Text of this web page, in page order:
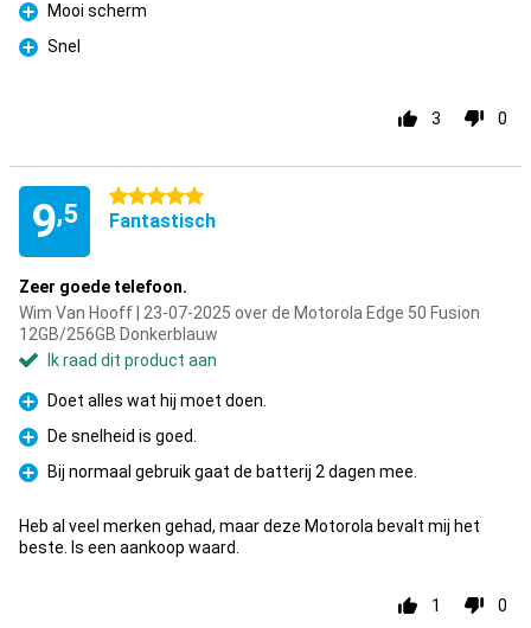
Pluspunt
Mooi scherm
Pluspunt
Snel
3 0
9,5
5 sterren
Fantastisch
Zeer goede telefoon.
Wim Van Hooff | 23-07-2025 over de Motorola Edge 50 Fusion
12GB/256GB Donkerblauw
Ik raad dit product aan
Pluspunt
Doet alles wat hij moet doen.
Pluspunt
De snelheid is goed.
Pluspunt
Bij normaal gebruik gaat de batterij 2 dagen mee.
Heb al veel merken gehad, maar deze Motorola bevalt mij het
beste. Is een aankoop waard.
1 0